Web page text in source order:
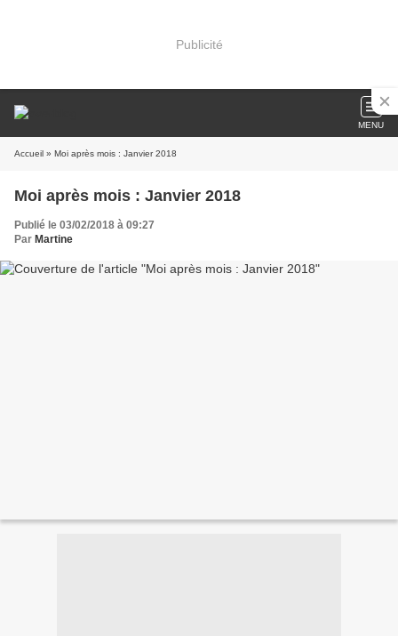
Publicité
MENU
Accueil » Moi après mois : Janvier 2018
Moi après mois : Janvier 2018
Publié le 03/02/2018 à 09:27
Par Martine